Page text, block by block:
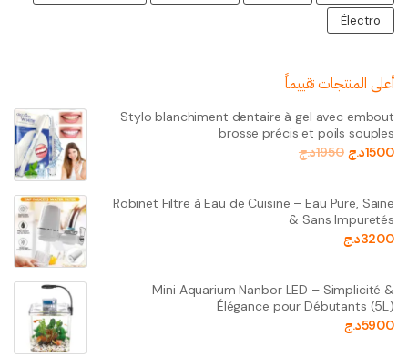
Électro
أعلى المنتجات تقييماً
Stylo blanchiment dentaire à gel avec embout
brosse précis et poils souples
1500د.ج 1950د.ج
Robinet Filtre à Eau de Cuisine – Eau Pure, Saine
& Sans Impuretés
3200د.ج
Mini Aquarium Nanbor LED – Simplicité &
Élégance pour Débutants (5L)
5900د.ج